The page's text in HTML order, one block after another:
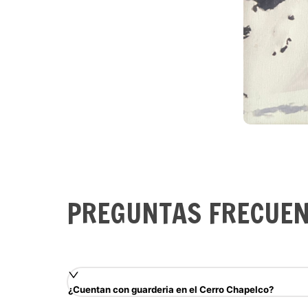
PREGUNTAS
¿Cuentan con guarderia en el Cerro Chapelco?